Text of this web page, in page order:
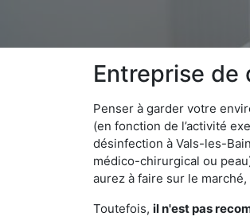
Entreprise de
Penser à garder votre
(en fonction de l’activité
désinfection à Vals-les-
médico-chirurgical ou
aurez à faire sur le
Toutefois, il n'est pas